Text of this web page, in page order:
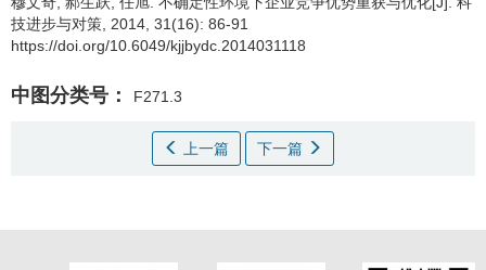
技进步与对策, 2014, 31(16): 86-91
https://doi.org/10.6049/kjjbydc.2014031118
中图分类号： F271.3
上一篇 下一篇